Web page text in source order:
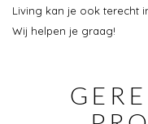
Living kan je ook terecht
Wij helpen je graag!